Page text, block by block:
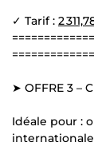
✓ Tarif : 2
➤ OFFRE 3 –
Idéale pour :